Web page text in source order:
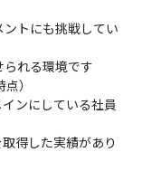
トにも挑戦してい
られる環境です
）
ンにしている社員
得した実績があり